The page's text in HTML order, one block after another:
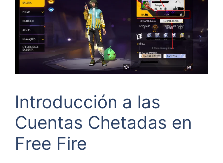
Introducción a las
Cuentas Chetadas en
Free Fire